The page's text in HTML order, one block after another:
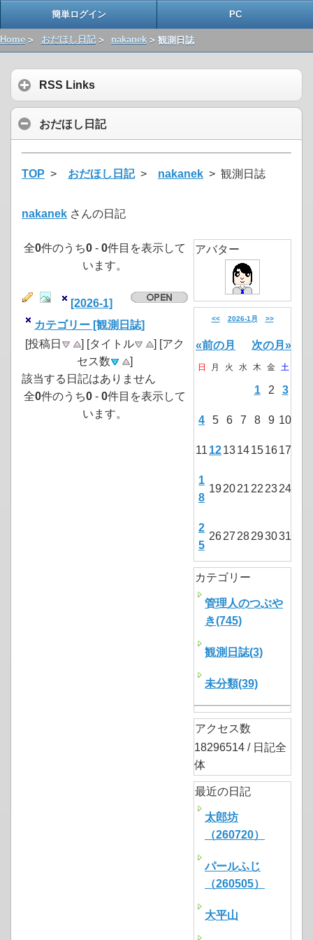
簡単ログイン PC
Home > おだほし日記> nakanek > 観測日誌
RSS Links
おだほし日記
TOP > おだほし日記> nakanek > 観測日誌
nakanek さんの日記
全0件のうち0 - 0件目を表示して
います。
[2026-1]
カテゴリー [観測日誌]
[投稿日
] [タイトル
] [アク
セス数
]
該当する日記はありません
全0件のうち0 - 0件目を表示して
います。
アバター
<< 2026-1月 >>
«前の月 次の月»
日 月 火 水 木 金 土
1 2 3
4 5 6 7 8 9 10
11 121314151617
1
8
192021 22 2324
2
5
2627 28293031
カテゴリー
管理人のつぶや
き(745)
観測日誌(3)
未分類(39)
アクセス数
18296514 / 日記全
体
最近の日記
太郎坊
（260720）
パールふじ
（260505）
大平山